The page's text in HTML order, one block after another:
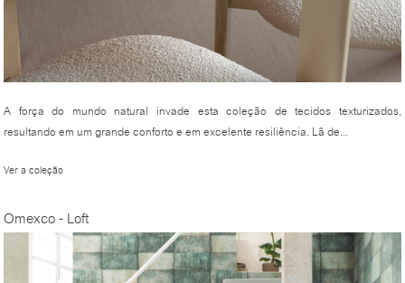
A força do mundo natural invade esta coleção de tecidos texturizados,
resultando em um grande conforto e em excelente resiliência. Lã de...
Ver a coleção
Omexco - Loft